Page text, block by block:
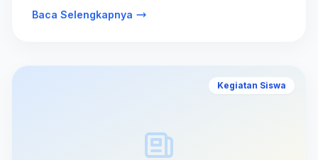
Baca Selengkapnya
Kegiatan Siswa